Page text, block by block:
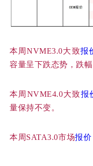
本周NVME3.0大致报
容量呈下跌态势，跌幅
本周NVME4.0大致报
量保持不变。
本周SATA3.0市场报价